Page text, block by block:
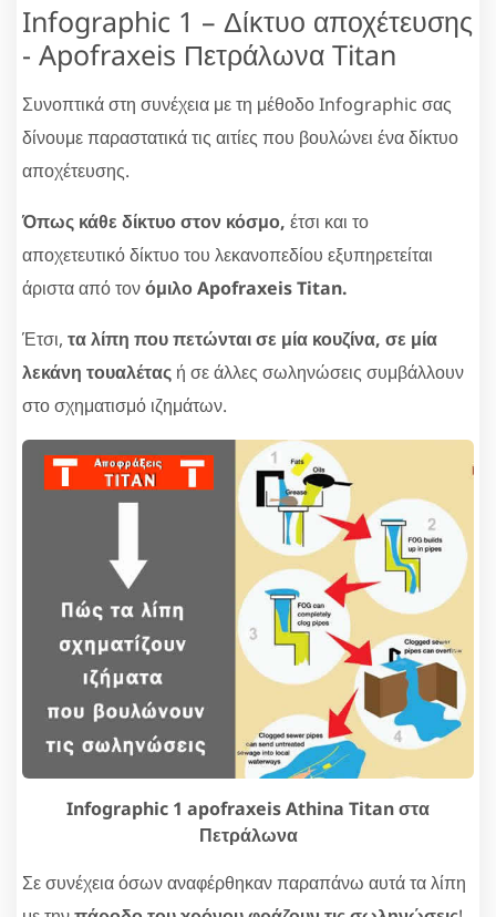
Infographic 1 – Δίκτυο αποχέτευσης
- Apofraxeis Πετράλωνα Titan
Συνοπτικά στη συνέχεια με τη μέθοδο Infographic σας
δίνουμε παραστατικά τις αιτίες που βουλώνει ένα δίκτυο
αποχέτευσης.
Όπως κάθε δίκτυο στον κόσμο, έτσι και το
αποχετευτικό δίκτυο του λεκανοπεδίου εξυπηρετείται
άριστα από τονόμιλο Apofraxeis Titan.
Έτσι, τα λίπη που πετώνται σε μία κουζίνα, σε μία
λεκάνη τουαλέτας ή σε άλλες σωληνώσεις συμβάλλουν
στο σχηματισμό ιζημάτων.
Infographic 1 apofraxeis Athina Titan στα
Πετράλωνα
Σε συνέχεια όσων αναφέρθηκαν παραπάνω αυτά τα λίπη